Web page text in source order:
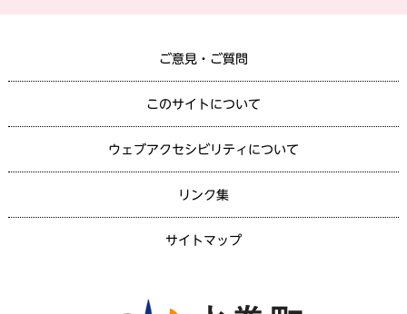
ご意見・ご質問
このサイトについて
ウェブアクセシビリティについて
リンク集
サイトマップ